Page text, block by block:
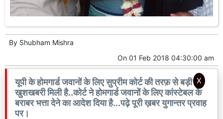
By Shubham Mishra
On 01 Feb 2018 04:30:00 am
यूपी के होमगार्ड जवानों के लिए सुप्रीम कोर्ट की तरफ़ से बड़ी
खुशखबरी मिली है..कोर्ट ने होमगार्ड जवानों के लिए कांस्टेबल के
बराबर भत्ता देने का आदेश दिया है...पढ़े पूरी ख़बर युगान्तर प्रवाह
पर।
X